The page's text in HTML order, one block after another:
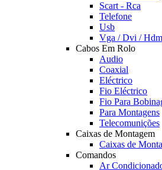
Scart - Rca
Telefone
Usb
Vga / Dvi /
Cabos Em Rolo
Audio
Coaxial
Eléctrico
Fio Eléctrico
Fio Para
Para Montagens
Telecomunições
Caixas de Montagem
Caixas de
Comandos
Ar